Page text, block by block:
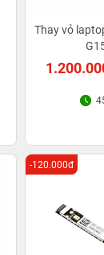
Thay vỏ
-120.000đ